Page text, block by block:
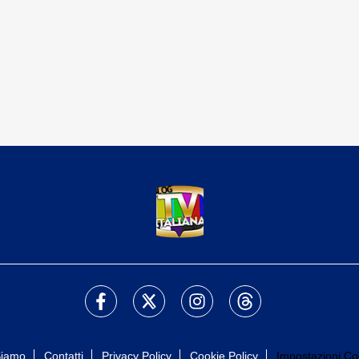
Contatti Privacy Policy Cookie Policy Impostazioni